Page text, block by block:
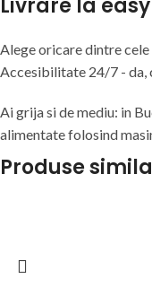
Livrare la
Alege oricare dintre
Accesibilitate 24/7 - da,
Ai grija si de mediu: in
alimentate folosind
Produse